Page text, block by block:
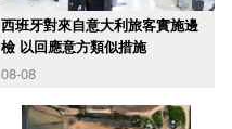
西班牙對來自意大利旅客實施邊
檢 以回應意方類似措施
08-08